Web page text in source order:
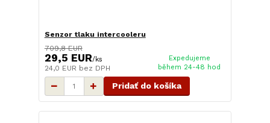
Senzor tlaku intercooleru
709,8 EUR
29,5 EUR/ks
24,0 EUR bez DPH
Expedujeme
během 24-48 hod
Pridať do košíka